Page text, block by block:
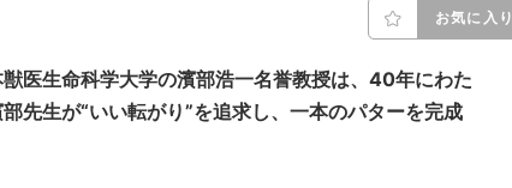
お気に入り
医生命科学大学の濱部浩一名誉教授は、40年にわた
先生が“いい転がり”を追求し、一本のパターを完成